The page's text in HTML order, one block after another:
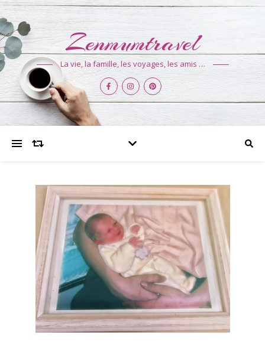
Zenmumtravel
La vie, la famille, les voyages, les amis …